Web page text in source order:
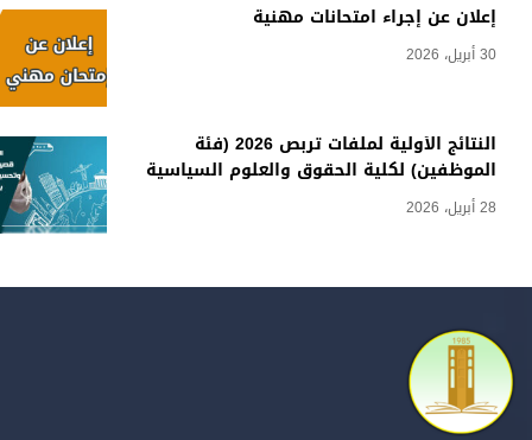
إعلان عن إجراء امتحانات مهنية
30 أبريل، 2026
النتائج الأولية لملفات تربص 2026 (فئة
الموظفين) لكلية الحقوق والعلوم السياسية
28 أبريل، 2026